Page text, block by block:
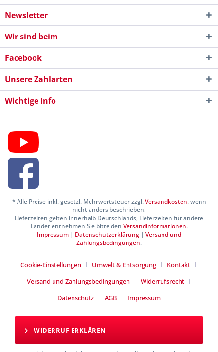
Newsletter
Wir sind beim
Facebook
Unsere Zahlarten
Wichtige Info
* Alle Preise inkl. gesetzl. Mehrwertsteuer zzgl.Versandkosten, wenn
nicht anders beschrieben.
Lieferzeiten gelten innerhalb Deutschlands, Lieferzeiten für andere
Länder entnehmen Sie bitte den Versandinformationen.
Impressum | Datenschutzerklärung | Versand und
Zahlungsbedingungen.
Cookie-Einstellungen Umwelt & Entsorgung
Kontakt
Versand und Zahlungsbedingungen
Widerrufsrecht
Datenschutz
AGB Impressum
WIDERRUF ERKLÄREN